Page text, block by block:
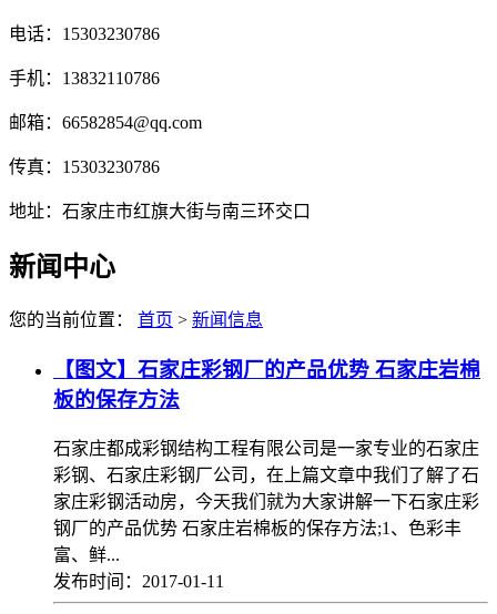
电话：15303230786
手机：13832110786
邮箱：66582854@qq.com
传真：15303230786
地址：石家庄市红旗大街与南三环交口
新闻中心
您的当前位置： 首页 > 新闻信息
【图文】石家庄彩钢厂的产品优势 石家庄岩棉
板的保存方法
石家庄都成彩钢结构工程有限公司是一家专业的石家庄
彩钢、石家庄彩钢厂公司，在上篇文章中我们了解了石
家庄彩钢活动房，今天我们就为大家讲解一下石家庄彩
钢厂的产品优势 石家庄岩棉板的保存方法;1、色彩丰
富、鲜...
发布时间：2017-01-11